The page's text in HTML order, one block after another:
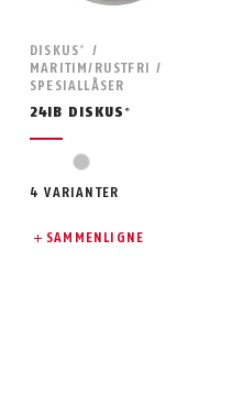
DISKUS ®
/
MARITIM/RUSTFRI /
SPESIALLÅSER
24IB DISKUS ®
sølv
4 VARIANTER
SAMMENLIGNE